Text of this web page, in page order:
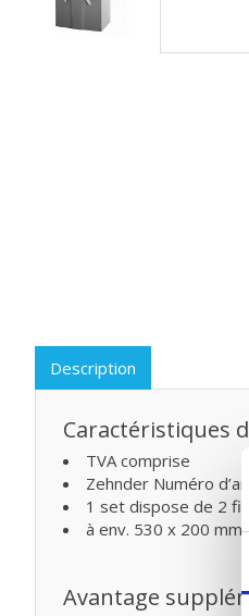
Description
Caractéristiques
TVA comprise
Zehnder Numéro
1 set dispose de 2
à env. 530 x 200 mm
Avantage